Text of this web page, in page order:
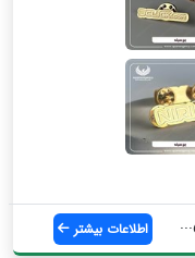
اطلاعات بیشتر